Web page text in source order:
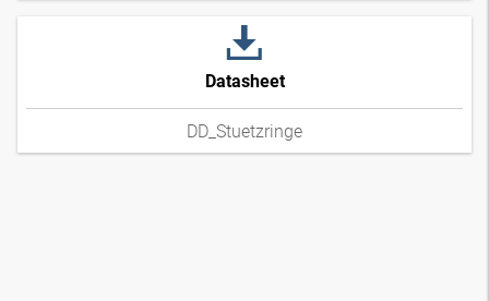
Datasheet
DD_Stuetzringe